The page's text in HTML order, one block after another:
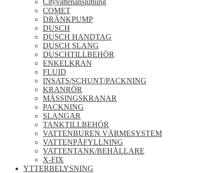
Cityvattenanslutning
COMET
DRÄNKPUMP
DUSCH
DUSCH HANDTAG
DUSCH SLANG
DUSCHTILLBEHÖR
ENKELKRAN
FLUID
INSATS/SCHUNT/PACKNING
KRANRÖR
MÄSSINGSKRANAR
PACKNING
SLANGAR
TANKTILLBEHÖR
VATTENBUREN VÄRMESYSTEM
VATTENPÅFYLLNING
VATTENTANK/BEHÅLLARE
X-FIX
YTTERBELYSNING